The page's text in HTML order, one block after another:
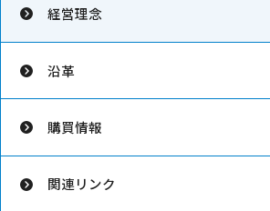
経営理念
沿革
購買情報
関連リンク